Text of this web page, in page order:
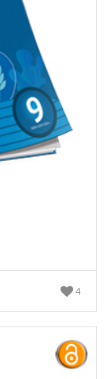
4